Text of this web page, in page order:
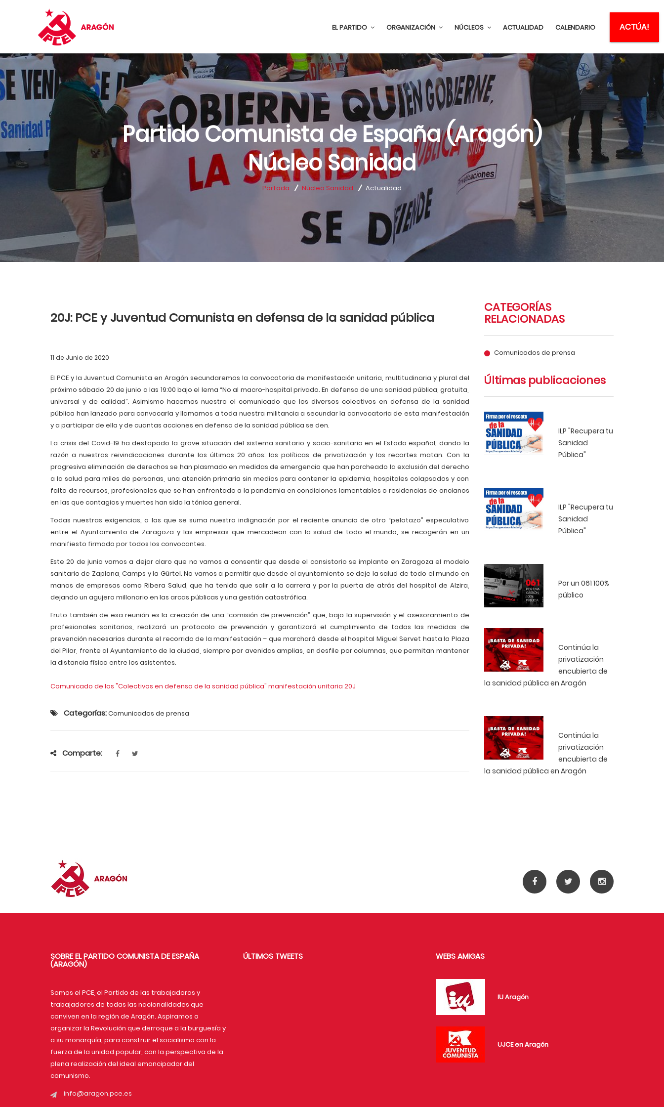
ACTÚA!
EL PARTIDO ORGANIZACIÓN NÚCLEOS ACTUALIDAD CALENDARIO
Partido Comunista de España (Aragón)
Núcleo Sanidad
Portada Núcleo Sanidad Actualidad
20J: PCE y Juventud Comunista en defensa de la sanidad pública
11 de Junio de 2020
El PCE y la Juventud Comunista en Aragón secundaremos la convocatoria de manifestación unitaria, multitudinaria y plural del
próximo sábado 20 de junio a las 19:00 bajo el lema “No al macro-hospital privado. En defensa de una sanidad pública, gratuita,
universal y de calidad”. Asimismo hacemos nuestro el comunicado que los diversos colectivos en defensa de la sanidad
pública han lanzado para convocarla y llamamos a toda nuestra militancia a secundar la convocatoria de esta manifestación
y a participar de ella y de cuantas acciones en defensa de la sanidad pública se den.
La crisis del Covid-19 ha destapado la grave situación del sistema sanitario y socio-sanitario en el Estado español, dando la
razón a nuestras reivindicaciones durante los últimos 20 años: las políticas de privatización y los recortes matan. Con la
progresiva eliminación de derechos se han plasmado en medidas de emergencia que han parcheado la exclusión del derecho
a la salud para miles de personas, una atención primaria sin medios para contener la epidemia, hospitales colapsados y con
falta de recursos, profesionales que se han enfrentado a la pandemia en condiciones lamentables o residencias de ancianos
en las que contagios y muertes han sido la tónica general.
Todas nuestras exigencias, a las que se suma nuestra indignación por el reciente anuncio de otro “pelotazo” especulativo
entre el Ayuntamiento de Zaragoza y las empresas que mercadean con la salud de todo el mundo, se recogerán en un
manifiesto firmado por todos los convocantes.
Este 20 de junio vamos a dejar claro que no vamos a consentir que desde el consistorio se implante en Zaragoza el modelo
sanitario de Zaplana, Camps y la Gürtel. No vamos a permitir que desde el ayuntamiento se deje la salud de todo el mundo en
manos de empresas como Ribera Salud, que ha tenido que salir a la carrera y por la puerta de atrás del hospital de Alzira,
dejando un agujero millonario en las arcas públicas y una gestión catastrófica.
Fruto también de esa reunión es la creación de una “comisión de prevención” que, bajo la supervisión y el asesoramiento de
profesionales sanitarios, realizará un protocolo de prevención y garantizará el cumplimiento de todas las medidas de
prevención necesarias durante el recorrido de la manifestación – que marchará desde el hospital Miguel Servet hasta la Plaza
del Pilar, frente al Ayuntamiento de la ciudad, siempre por avenidas amplias, en desfile por columnas, que permitan mantener
la distancia física entre los asistentes.
Comunicado de los "Colectivos en defensa de la sanidad pública" manifestación unitaria 20J
Categorías:Comunicados de prensa
Comparte:
CATEGORÍAS
RELACIONADAS
Comunicados de prensa
Últimas publicaciones
ILP "Recupera tu
Sanidad
Pública"
ILP "Recupera tu
Sanidad
Pública"
Por un 061 100%
público
Continúa la
privatización
encubierta de
la sanidad pública en Aragón
Continúa la
privatización
encubierta de
la sanidad pública en Aragón
SOBRE EL PARTIDO COMUNISTA DE ESPAÑA
(ARAGÓN)
Somos el PCE, el Partido de las trabajadoras y
trabajadores de todas las nacionalidades que
conviven en la región de Aragón. Aspiramos a
organizar la Revolución que derroque a la burguesía y
a su monarquía, para construir el socialismo con la
fuerza de la unidad popular, con la perspectiva de la
plena realización del ideal emancipador del
comunismo.
info@aragon.pce.es
ÚLTIMOS TWEETS WEBS AMIGAS
IU Aragón
UJCE en Aragón